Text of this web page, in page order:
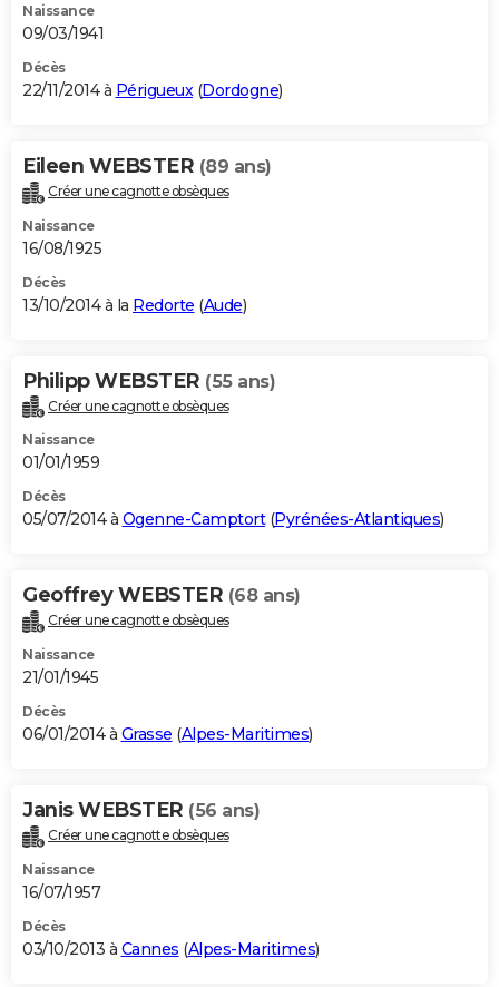
Naissance
09/03/1941
Décès
22/11/2014 à Périgueux(Dordogne)
Eileen WEBSTER (89 ans)
Créer une cagnotte obsèques
Naissance
16/08/1925
Décès
13/10/2014 à la Redorte (Aude)
Philipp WEBSTER (55 ans)
Créer une cagnotte obsèques
Naissance
01/01/1959
Décès
05/07/2014 à Ogenne-Camptort(Pyrénées-Atlantiques)
Geoffrey WEBSTER (68 ans)
Créer une cagnotte obsèques
Naissance
21/01/1945
Décès
06/01/2014 à Grasse (Alpes-Maritimes)
Janis WEBSTER (56 ans)
Créer une cagnotte obsèques
Naissance
16/07/1957
Décès
03/10/2013 à Cannes (Alpes-Maritimes)